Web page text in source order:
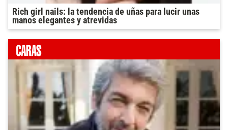
Rich girl nails: la tendencia de uñas para lucir unas
manos elegantes y atrevidas